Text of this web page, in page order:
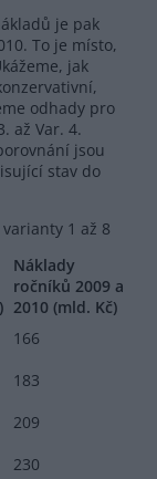
je pak
To je místo,
jak
odhady pro
až Var. 4.
jsou
stav do
1 až 8
Náklady
ročníků 2009 a
2010 (mld. Kč)
166
183
209
230